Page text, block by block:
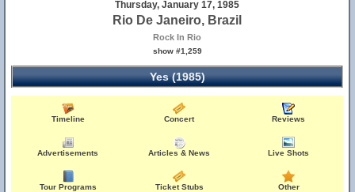
Thursday, January 17, 1985
Rio De Janeiro, Brazil
Rock In Rio
show #1,259
Yes (1985)
Timeline Concert Reviews
Advertisements Articles & News Live Shots
Tour Programs Ticket Stubs Other